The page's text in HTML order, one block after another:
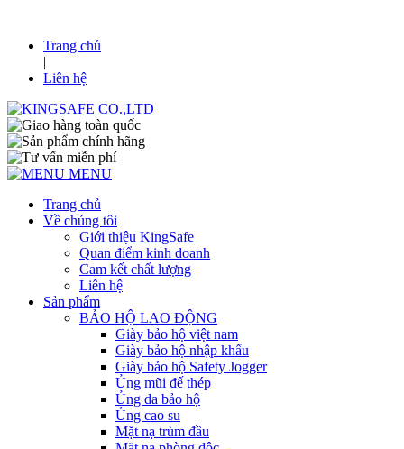
Trang chủ
|
Liên hệ
MENU
Trang chủ
Về chúng tôi
Giới thiệu KingSafe
Quan điểm kinh doanh
Cam kết chất lượng
Liên hệ
Sản phẩm
BẢO HỘ LAO ĐỘNG
Giày bảo hộ việt nam
Giày bảo hộ nhập khẩu
Giày bảo hộ Safety Jogger
Ủng mũi đế thép
Ủng da bảo hộ
Ủng cao su
Mặt nạ trùm đầu